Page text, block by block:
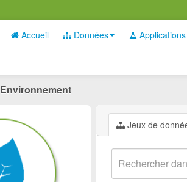
Accueil Données Applications
Environnement
Jeux de